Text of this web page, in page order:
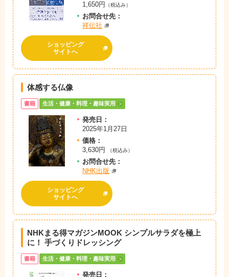
1,650円
（税込み）
お問合せ先：
祥伝社
ショッピング
サイトへ
体感する仏像
書籍 生活・健康・料理・趣味実用
発売日：
2025年1月27日
価格：
3,630円
（税込み）
お問合せ先：
NHK出版
ショッピング
サイトへ
NHKまる得マガジンMOOK シンプルサラダを極上
に！ 手づくりドレッシング
書籍 生活・健康・料理・趣味実用
発売日：